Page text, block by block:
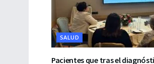
SALUD
Pacientes que tras el